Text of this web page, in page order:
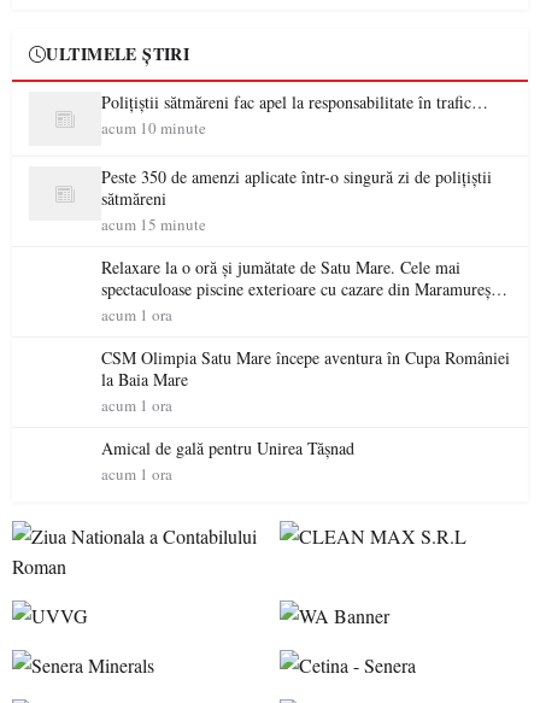
ULTIMELE ȘTIRI
Polițiștii sătmăreni fac apel la responsabilitate în trafic…
acum 10 minute
Peste 350 de amenzi aplicate într-o singură zi de polițiștii
sătmăreni
acum 15 minute
Relaxare la o oră și jumătate de Satu Mare. Cele mai
spectaculoase piscine exterioare cu cazare din Maramureș,
ideale pentru o escapadă de vară
acum 1 ora
CSM Olimpia Satu Mare începe aventura în Cupa României
la Baia Mare
acum 1 ora
Amical de gală pentru Unirea Tășnad
acum 1 ora